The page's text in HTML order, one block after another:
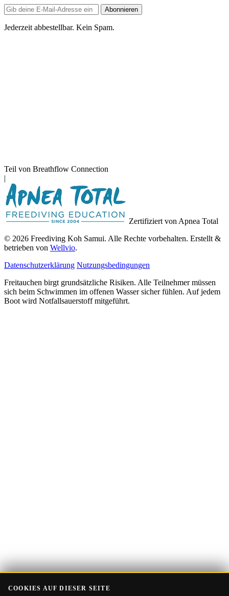
E-
Mail-
Adresse
Abonnieren
Jederzeit abbestellbar. Kein Spam.
Teil von Breathflow Connection
|
Zertifiziert von Apnea Total
© 2026 Freediving Koh Samui. Alle Rechte vorbehalten. Erstellt &
betrieben von Wellvio.
Datenschutzerklärung Nutzungsbedingungen
Freitauchen birgt grundsätzliche Risiken. Alle Teilnehmer müssen
sich beim Schwimmen im offenen Wasser sicher fühlen. Auf jedem
Boot wird Notfallsauerstoff mitgeführt.
COOKIES AUF DIESER SEITE